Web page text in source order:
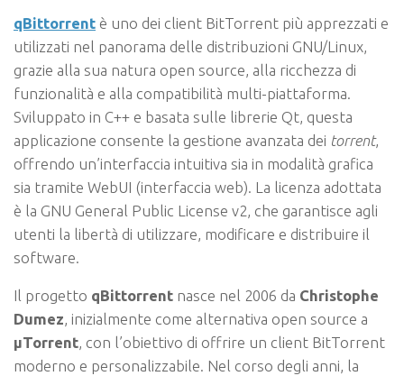
qBittorrent è uno dei client BitTorrent più apprezzati e
utilizzati nel panorama delle distribuzioni GNU/Linux,
grazie alla sua natura open source, alla ricchezza di
funzionalità e alla compatibilità multi-piattaforma.
Sviluppato in C++ e basata sulle librerie Qt, questa
applicazione consente la gestione avanzata dei torrent,
offrendo un’interfaccia intuitiva sia in modalità grafica
sia tramite WebUI (interfaccia web). La licenza adottata
è la GNU General Public License v2, che garantisce agli
utenti la libertà di utilizzare, modificare e distribuire il
software.
Il progetto qBittorrent nasce nel 2006 da Christophe
Dumez, inizialmente come alternativa open source a
μTorrent, con l’obiettivo di offrire un client BitTorrent
moderno e personalizzabile. Nel corso degli anni, la